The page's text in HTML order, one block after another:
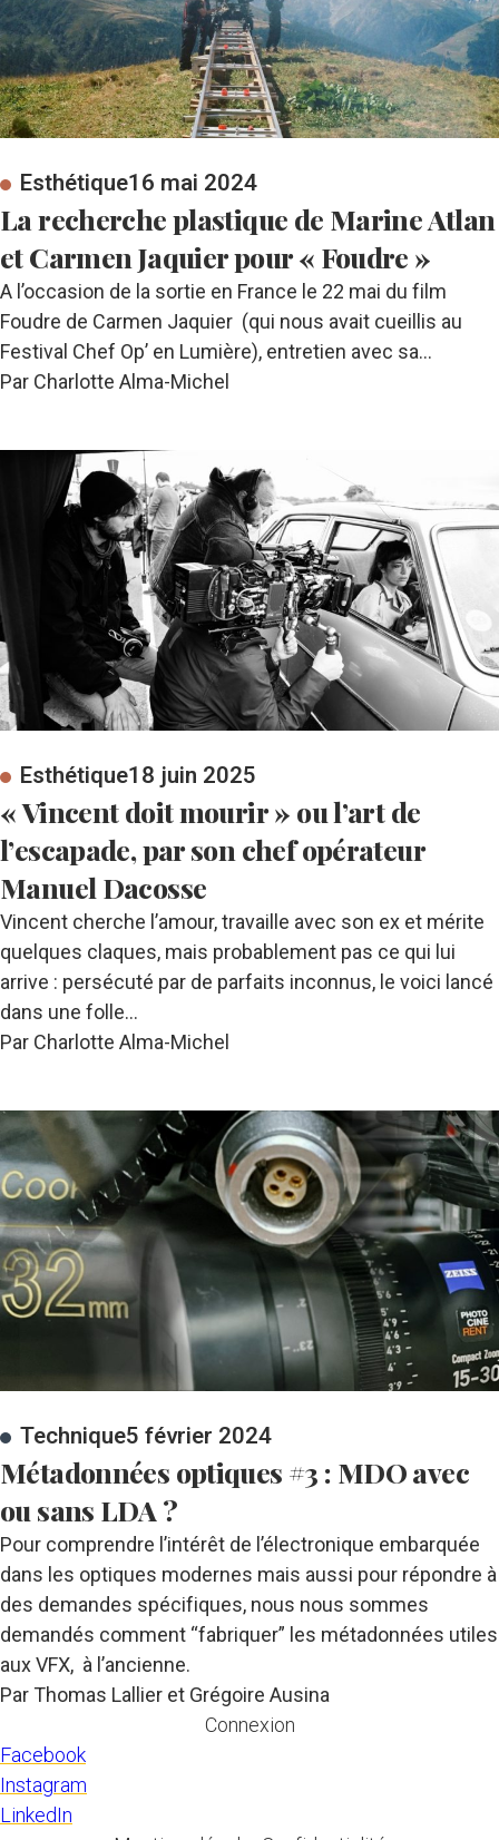
Esthétique16 mai 2024
La recherche plastique de Marine Atlan
et Carmen Jaquier pour « Foudre »
A l’occasion de la sortie en France le 22 mai du film
Foudre de Carmen Jaquier (qui nous avait cueillis au
Festival Chef Op’ en Lumière), entretien avec sa…
Par Charlotte Alma-Michel
Esthétique18 juin 2025
« Vincent doit mourir » ou l’art de
l’escapade, par son chef opérateur
Manuel Dacosse
Vincent cherche l’amour, travaille avec son ex et mérite
quelques claques, mais probablement pas ce qui lui
arrive : persécuté par de parfaits inconnus, le voici lancé
dans une folle…
Par Charlotte Alma-Michel
Technique5 février 2024
Métadonnées optiques #3 : MDO avec
ou sans LDA ?
Pour comprendre l’intérêt de l’électronique embarquée
dans les optiques modernes mais aussi pour répondre à
des demandes spécifiques, nous nous sommes
demandés comment “fabriquer” les métadonnées utiles
aux VFX, à l’ancienne.
Par Thomas Lallier et Grégoire Ausina
Connexion
Facebook
Instagram
LinkedIn